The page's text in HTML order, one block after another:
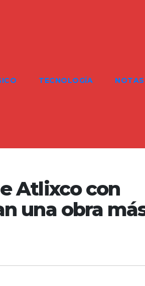
TECNOLOGÍA
Atlixco con
una obra